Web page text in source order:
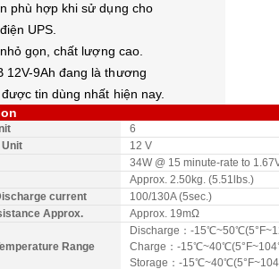
phù hợp khi sử dụng cho
UPS.
gọn, chất lượng cao.
12V-9Ah đang là thương
tin dùng nhất hiện nay.
6
Unit
12 V
34W @ 15 minute-rate to
Approx. 2.50kg. (5.51lbs.)
current
100/130A (5sec.)
Approx.
Approx. 19mΩ
Range
Discharge：-
Charge：-
Storage：-